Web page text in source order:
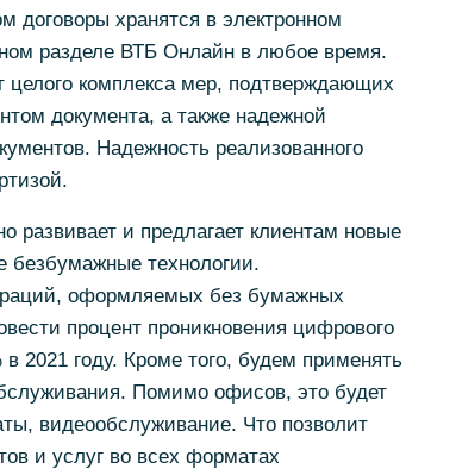
договоры хранятся в электронном
разделе ВТБ Онлайн в любое время.
целого комплекса мер, подтверждающих
документа, а также надежной
Надежность реализованного
развивает и предлагает клиентам новые
безбумажные технологии.
оформляемых без бумажных
процент проникновения цифрового
2021 году. Кроме того, будем применять
Помимо офисов, это будет
видеообслуживание. Что позволит
и услуг во всех форматах